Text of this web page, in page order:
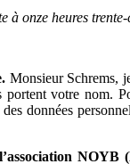
à onze heures
Monsieur Schrems,
votre nom.
données
NOYB